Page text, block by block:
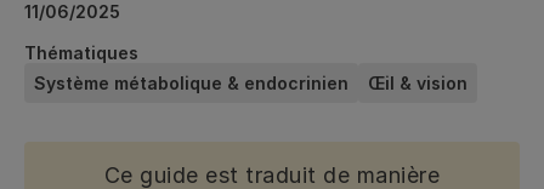
11/06/2025
Thématiques
Système métabolique & endocrinien
Œil & vision
Ce guide est traduit de manière